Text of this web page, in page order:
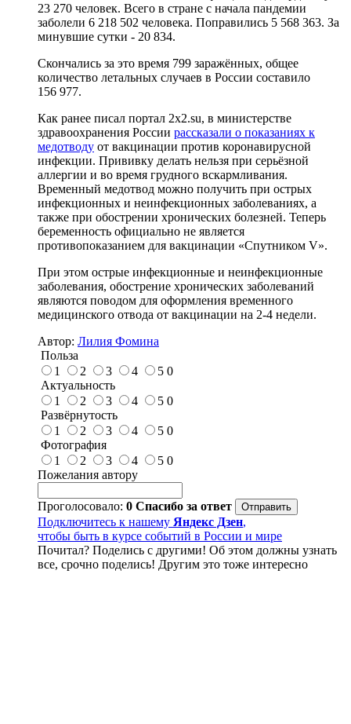
23 270 человек. Всего в стране с начала пандемии
заболели 6 218 502 человека. Поправились 5 568 363. За
минувшие сутки - 20 834.
Скончались за это время 799 заражённых, общее
количество летальных случаев в России составило
156 977.
Как ранее писал портал 2х2.su, в министерстве
здравоохранения России рассказали о показаниях к
медотводу от вакцинации против коронавирусной
инфекции. Прививку делать нельзя при серьёзной
аллергии и во время грудного вскармливания.
Временный медотвод можно получить при острых
инфекционных и неинфекционных заболеваниях, а
также при обострении хронических болезней. Теперь
беременность официально не является
противопоказанием для вакцинации «Спутником V».
При этом острые инфекционные и неинфекционные
заболевания, обострение хронических заболеваний
являются поводом для оформления временного
медицинского отвода от вакцинации на 2-4 недели.
Автор: Лилия Фомина
Польза
1
2 3 4 5 0
Актуальность
1
2 3 4 5 0
Развёрнутость
1
2 3 4 5 0
Фотография
1
2 3 4 5 0
Пожелания автору
Проголосовало: 0 Спасибо за ответ
Подключитесь к нашему Яндекс Дзен,
чтобы быть в курсе событий в России и мире
Почитал? Поделись с другими! Об этом должны узнать
все, срочно поделись! Другим это тоже интересно